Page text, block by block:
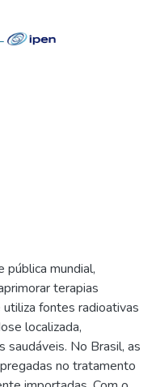
pública mundial,
terapias
fontes radioativas
localizada,
saudáveis. No Brasil, as
no tratamento